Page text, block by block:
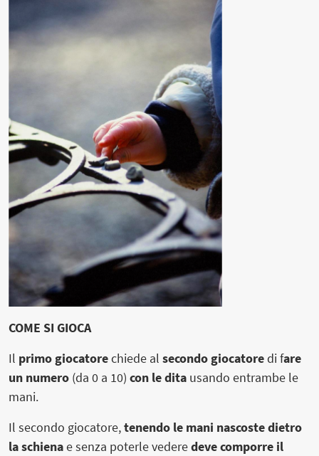
COME SI GIOCA
Il primo giocatorechiede al secondo giocatoredi fare
un numero (da 0 a 10) con le dita usando entrambe le
mani.
Il secondo giocatore,tenendo le mani nascoste dietro
la schienae senza poterle vederedeve comporre il